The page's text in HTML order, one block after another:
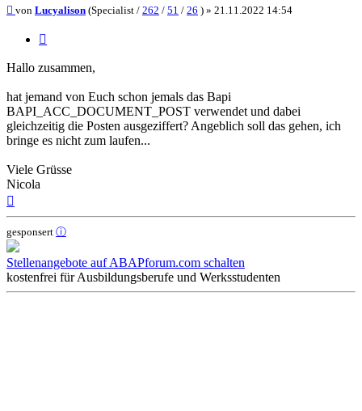
Beitrag
von Lucyalison (Specialist / 262 / 51 / 26 ) » 21.11.2022 14:54
Hallo zusammen,
hat jemand von Euch schon jemals das Bapi
BAPI_ACC_DOCUMENT_POST verwendet und dabei
gleichzeitig die Posten ausgeziffert? Angeblich soll das gehen, ich
bringe es nicht zum laufen...
Viele Grüsse
Nicola
gesponsert ⓘ
Stellenangebote auf ABAPforum.com schalten
kostenfrei für Ausbildungsberufe und Werksstudenten